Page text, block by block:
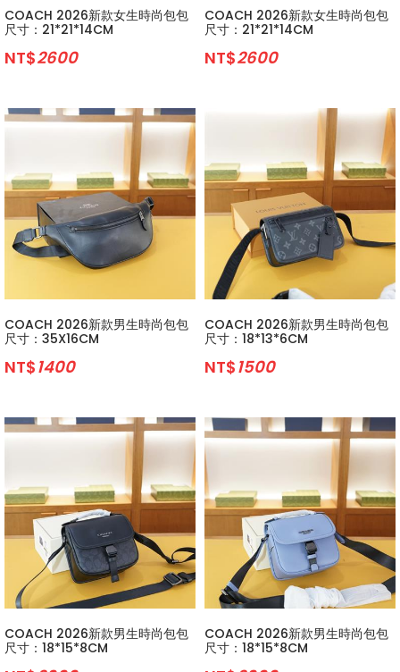
COACH 2026新款女生時尚包包
尺寸：21*21*14CM
NT$2600
COACH 2026新款女生時尚包包
尺寸：21*21*14CM
NT$2600
COACH 2026新款男生時尚包包
尺寸：35X16CM
NT$1400
COACH 2026新款男生時尚包包
尺寸：18*13*6CM
NT$1500
COACH 2026新款男生時尚包包
尺寸：18*15*8CM
COACH 2026新款男生時尚包包
尺寸：18*15*8CM